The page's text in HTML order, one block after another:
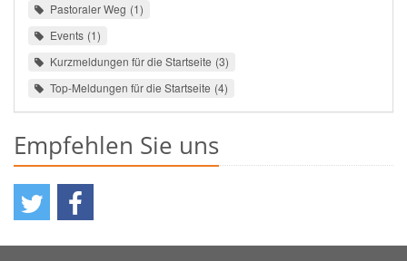
Pastoraler Weg 1
Events 1
Kurzmeldungen für die Startseite 3
Top-Meldungen für die Startseite 4
Empfehlen Sie uns